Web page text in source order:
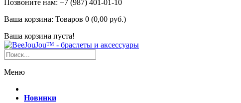
Позвоните нам: +7 (987) 401-01-10
Ваша корзина: Товаров 0 (0,00 руб.)
Ваша корзина пуста!
Меню
Новинки